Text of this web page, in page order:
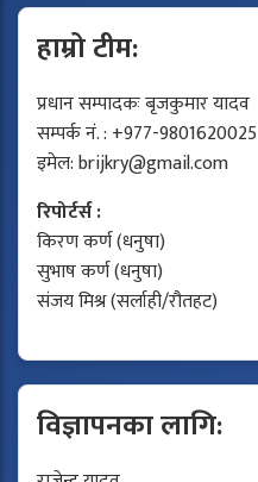
हाम्रो टीम:
प्रधान सम्पादकः बृजकुमार यादव
सम्पर्क नं. : +977-9801620025
इमेल:brijkry@gmail.com
रिपोर्टर्स :
किरण कर्ण (धनुषा)
सुभाष कर्ण (धनुषा)
संजय मिश्र (सर्लाही/रौतहट)
विज्ञापनका लागि: